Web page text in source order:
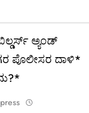
ಅ್ಯಂಡ್
ಪೊಲೀಸರ ದಾಳಿ*